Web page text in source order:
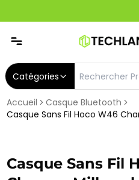
Catégories
Accueil
Casque Bluetooth
Casque Sans Fil Hoco W46
Casque Sans Fil